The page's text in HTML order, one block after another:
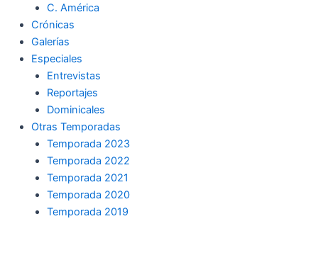
C. América
Crónicas
Galerías
Especiales
Entrevistas
Reportajes
Dominicales
Otras Temporadas
Temporada 2023
Temporada 2022
Temporada 2021
Temporada 2020
Temporada 2019